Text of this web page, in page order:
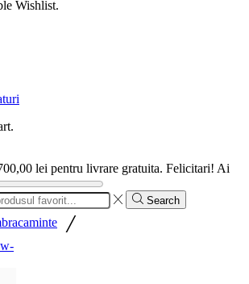
Wishlist.
lei pentru livrare gratuita. Felicitari! Ai
Search
/